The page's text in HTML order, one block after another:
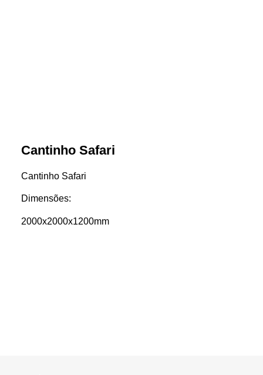
Cantinho Safari
Cantinho Safari
Dimensões:
2000x2000x1200mm